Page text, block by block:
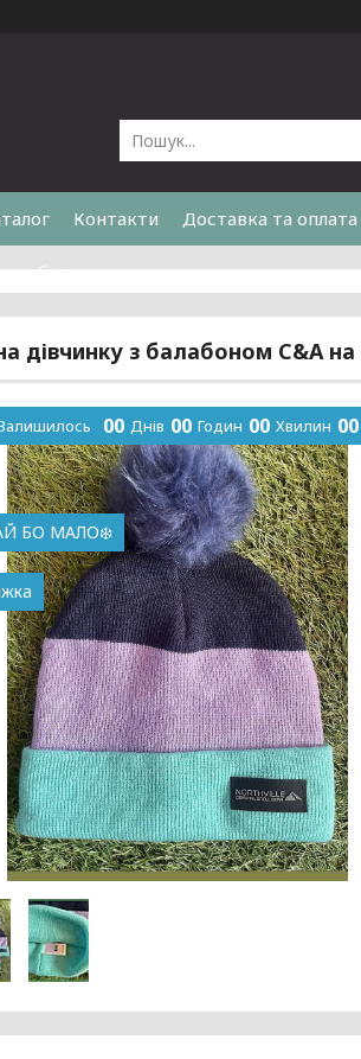
Контакти Доставка та оплата
обмін
дівчинку з балабоном C&A на
БО МАЛО❄️
00 Днів 00 Годин 00 Хвилин 00